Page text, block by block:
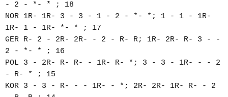
- 2 - *- * ; 18
NOR 1R- 1R- 3 - 3 - 1 - 2 - *- *; 1 - 1 - 1R-
1R- 1 - 1R- *- * ; 17
GER R- 2 - 2R- 2R- - 2 - R- R; 1R- 2R- R- 3 - -
2 - *- * ; 16
POL 3 - 2R- R- R- - 1R- R- *; 3 - 3 - 1R- - - 2
- R- * ; 15
KOR 3 - 3 - R- - - 1R- - *; 2R- 2R- 1R- R- - 2